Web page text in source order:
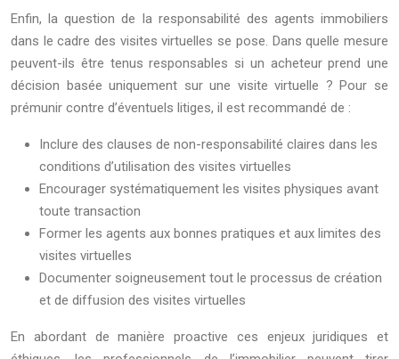
Enfin, la question de la responsabilité des agents immobiliers
dans le cadre des visites virtuelles se pose. Dans quelle mesure
peuvent-ils être tenus responsables si un acheteur prend une
décision basée uniquement sur une visite virtuelle ? Pour se
prémunir contre d’éventuels litiges, il est recommandé de :
Inclure des clauses de non-responsabilité claires dans les
conditions d’utilisation des visites virtuelles
Encourager systématiquement les visites physiques avant
toute transaction
Former les agents aux bonnes pratiques et aux limites des
visites virtuelles
Documenter soigneusement tout le processus de création
et de diffusion des visites virtuelles
En abordant de manière proactive ces enjeux juridiques et